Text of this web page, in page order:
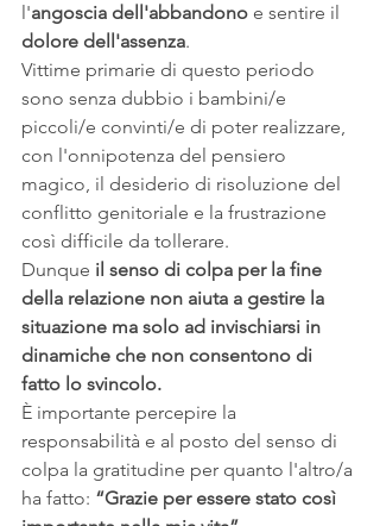
l'angoscia dell'abbandono e sentire il
dolore dell'assenza.
Vittime primarie di questo periodo
sono senza dubbio i bambini/e
piccoli/e convinti/e di poter realizzare,
con l'onnipotenza del pensiero
magico, il desiderio di risoluzione del
conflitto genitoriale e la frustrazione
così difficile da tollerare.
Dunque il senso di colpa per la fine
della relazione non aiuta a gestire la
situazione ma solo ad invischiarsi in
dinamiche che non consentono di
fatto lo svincolo.
È importante percepire la
responsabilità e al posto del senso di
colpa la gratitudine per quanto l'altro/a
ha fatto: “Grazie per essere stato così